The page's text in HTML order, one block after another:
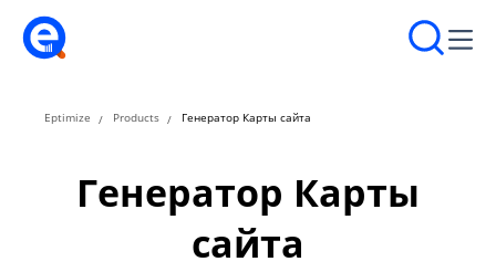
Eptimize Products Генератор Карты сайта
Генератор Карты
сайта